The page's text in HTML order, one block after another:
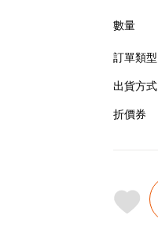
數量
訂單類型
出貨方式
折價券